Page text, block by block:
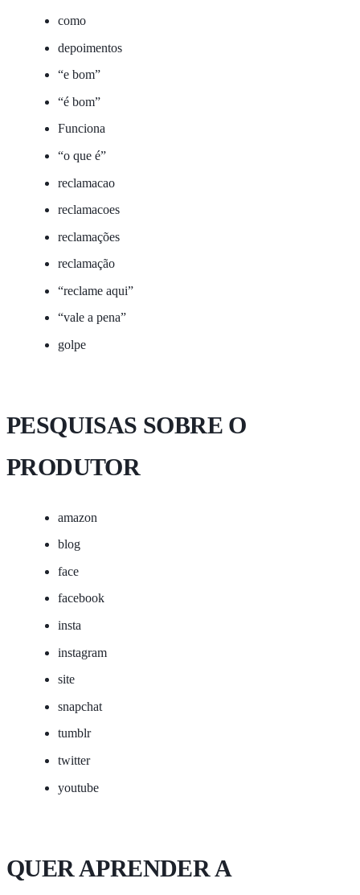
como
depoimentos
“e bom”
“é bom”
Funciona
“o que é”
reclamacao
reclamacoes
reclamações
reclamação
“reclame aqui”
“vale a pena”
golpe
PESQUISAS SOBRE O
PRODUTOR
amazon
blog
face
facebook
insta
instagram
site
snapchat
tumblr
twitter
youtube
QUER APRENDER A